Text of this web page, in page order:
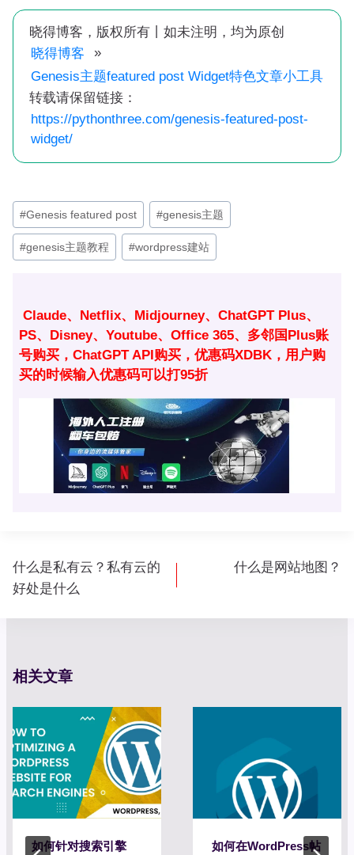
晓得博客，版权所有丨如未注明，均为原创
晓得博客
»
Genesis主题featured post Widget特色文章小工具
转载请保留链接：
https://pythonthree.com/genesis-featured-post-
widget/
文
章
标
#Genesis featured post #genesis主题
#genesis主题教程 #wordpress建站
Claude、Netflix、Midjourney、ChatGPT Plus、
PS、Disney、Youtube、Office 365、多邻国Plus账
号购买，ChatGPT API购买，优惠码XDBK，用户购
买的时候输入优惠码可以打95折
文
章
什么是私有云？私有云的
好处是什么
什么是网站地图？
相关文章
如何针对搜索引擎
如何在WordPress帖